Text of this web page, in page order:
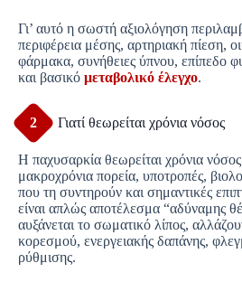
Γι’ αυτό η σωστή αξιολόγηση
περιφέρεια μέσης, αρτηριακή πίεση,
φάρμακα, συνήθειες ύπνου, επίπεδο
και βασικό μεταβολικό έλεγχο.
2 Γιατί θεωρείται χρόνια νόσος
Η παχυσαρκία θεωρείται χρόνια νόσος
μακροχρόνια πορεία, υποτροπές,
που τη συντηρούν και σημαντικές
είναι απλώς αποτέλεσμα “αδύναμης
αυξάνεται το σωματικό λίπος,
κορεσμού, ενεργειακής δαπάνης,
ρύθμισης.